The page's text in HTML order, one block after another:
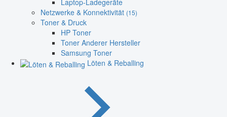
Laptop-Ladegeräte
Netzwerke & Konnektivität (15)
Toner & Druck
HP Toner
Toner Anderer Hersteller
Samsung Toner
Löten & Reballing